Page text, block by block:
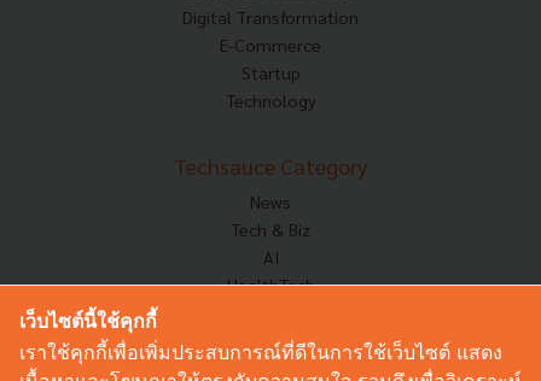
Digital Transformation
E-Commerce
Startup
Technology
Techsauce Category
News
Tech & Biz
AI
HealthTech
Corp Innov
Saucy Thoughts
เว็บไซต์นี้ใช้คุกกี้
เราใช้คุกกี้เพื่อเพิ่มประสบการณ์ที่ดีในการใช้เว็บไซต์ แสดง